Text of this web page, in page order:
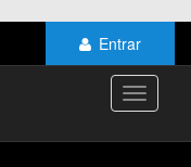
Entrar
Toggle